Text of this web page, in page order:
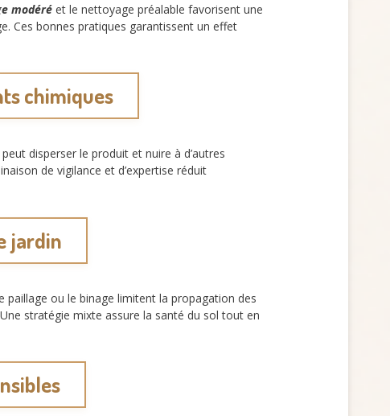
modéré et le nettoyage préalable favorisent une
Ces bonnes pratiques garantissent un effet
chimiques
peut disperser le produit et nuire à d’autres
de vigilance et d’expertise réduit
jardin
ou le binage limitent la propagation des
Une stratégie mixte assure la santé du sol tout en